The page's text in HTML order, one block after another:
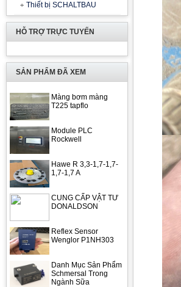
Thiết bị SCHALTBAU
HỖ TRỢ TRỰC TUYẾN
SẢN PHẨM ĐÃ XEM
Màng bơm màng
T225 tapflo
Module PLC
Rockwell
Hawe R 3,3-1,7-1,7-
1,7-1,7 A
CUNG CẤP VẬT TƯ
DONALDSON
Reflex Sensor
Wenglor P1NH303
Danh Mục Sản Phẩm
Schmersal Trong
Ngành Sữa